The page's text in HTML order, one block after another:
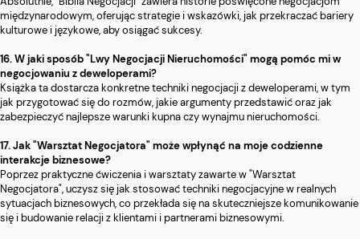
międzynarodowym, oferując strategie i wskazówki, jak przekraczać bariery
kulturowe i językowe, aby osiągać sukcesy.
16. W jaki sposób "Lwy Negocjacji Nieruchomości" mogą pomóc mi w
negocjowaniu z deweloperami?
Książka ta dostarcza konkretne techniki negocjacji z deweloperami, w tym
jak przygotować się do rozmów, jakie argumenty przedstawić oraz jak
zabezpieczyć najlepsze warunki kupna czy wynajmu nieruchomości.
17. Jak "Warsztat Negocjatora" może wpłynąć na moje codzienne
interakcje biznesowe?
Poprzez praktyczne ćwiczenia i warsztaty zawarte w "Warsztat
Negocjatora", uczysz się jak stosować techniki negocjacyjne w realnych
sytuacjach biznesowych, co przekłada się na skuteczniejsze komunikowanie
się i budowanie relacji z klientami i partnerami biznesowymi.